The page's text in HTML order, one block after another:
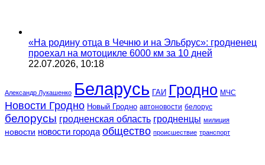
«На родину отца в Чечню и на Эльбрус»: гродненец
проехал на мотоцикле 6000 км за 10 дней
22.07.2026, 10:18
Александр Лукашенко Беларусь ГАИ Гродно МЧС
Новости Гродно Новый Гродно автоновости белорус
белорусы гродненская область гродненцы милиция
новости новости города общество происшествие транспорт